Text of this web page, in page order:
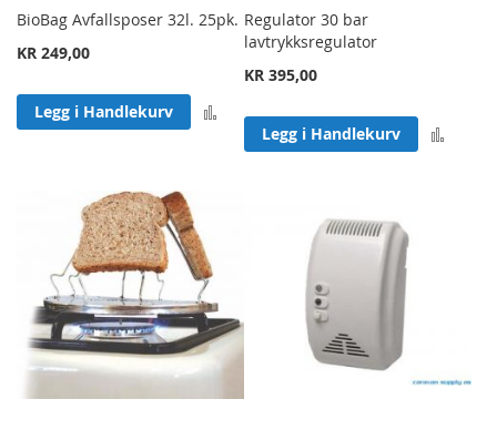
BioBag Avfallsposer 32l. 25pk.
KR 249,00
Legg i Handlekurv
Regulator 30 bar
lavtrykksregulator
KR 395,00
Legg i Handlekurv